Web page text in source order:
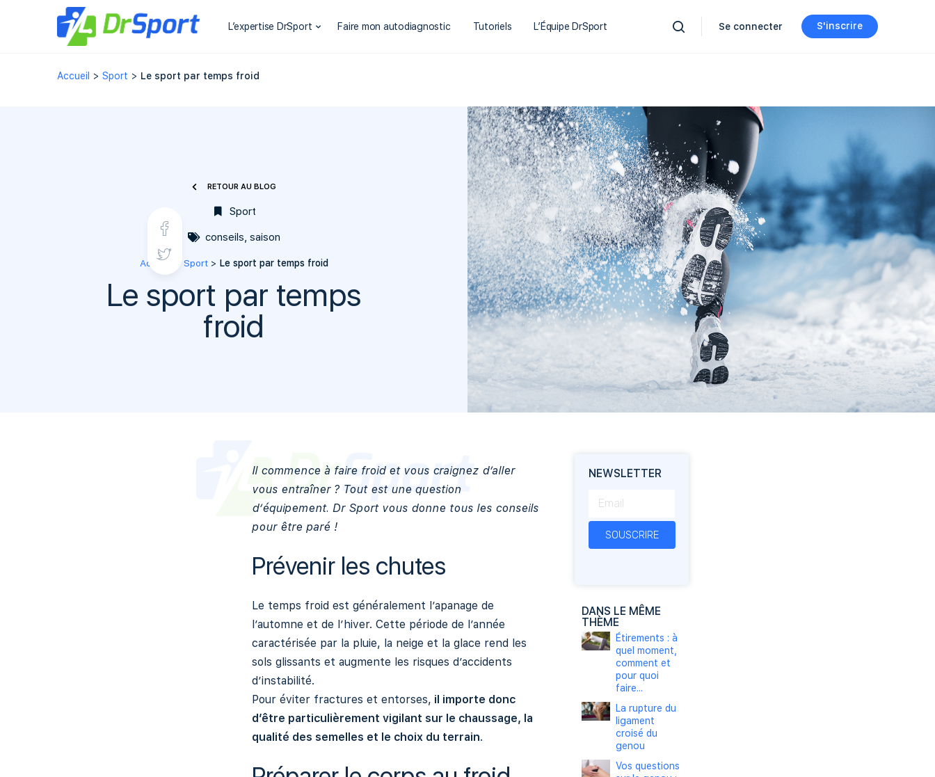
L’expertise DrSport Faire mon autodiagnostic Tutoriels L’Équipe DrSport Se connecter S'inscrire
Accueil > Sport > Le sport par temps froid
RETOUR AU BLOG
Sport
conseils, saison
Accueil Sport> Le sport par temps froid
Le sport par temps
froid
Il commence à faire froid et vous craignez d’aller
vous entraîner ? Tout est une question
d’équipement. Dr Sport vous donne tous les conseils
pour être paré !
Prévenir les chutes
Le temps froid est généralement l’apanage de
l’automne et de l’hiver. Cette période de l’année
caractérisée par la pluie, la neige et la glace rend les
sols glissants et augmente les risques d’accidents
d’instabilité.
Pour éviter fractures et entorses, il importe donc
d’être particulièrement vigilant sur le chaussage, la
qualité des semelles et le choix du terrain.
NEWSLETTER
SOUSCRIRE
DANS LE MÊME
THÈME
Étirements : à
quel moment,
comment et
pour quoi
faire...
La rupture du
ligament
croisé du
genou
Vos questions